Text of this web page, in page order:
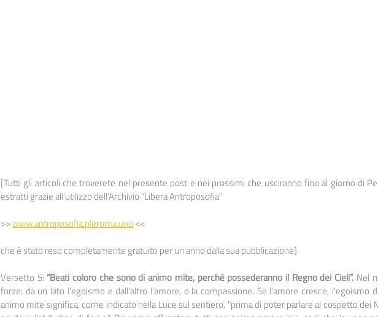
[Tutti gli articoli che troverete nel presente post e nei prossimi che usciranno fino al giorno di
estratti grazie all’utilizzo dell’Archivio “Libera Antroposofia”
>> www.antroposofia.pleroma.uno <<
che è stato reso completamente gratuito per un anno dalla sua pubblicazione]
Versetto 5: “Beati coloro che sono di animo mite, perché possederanno il Regno dei Cieli”. Nel
forze: da un lato l’egoismo e dall’altro l’amore, o la compassione. Se l’amore cresce, l’egoismo
animo mite significa, come indicato nella Luce sul sentiero, "prima di poter parlare al cospetto dei